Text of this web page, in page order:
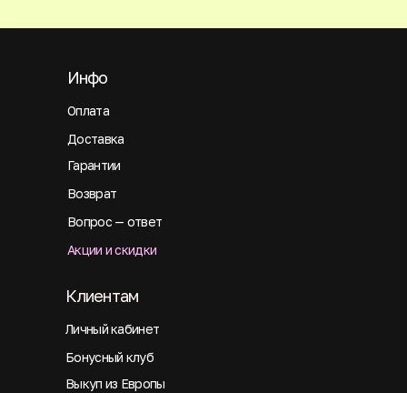
Оплата
Инфо
Доставка
Гарантии
Возврат
Вопрос — ответ
Акции и скидки
Личный кабинет
Клиентам
Бонусный клуб
Выкуп из Европы